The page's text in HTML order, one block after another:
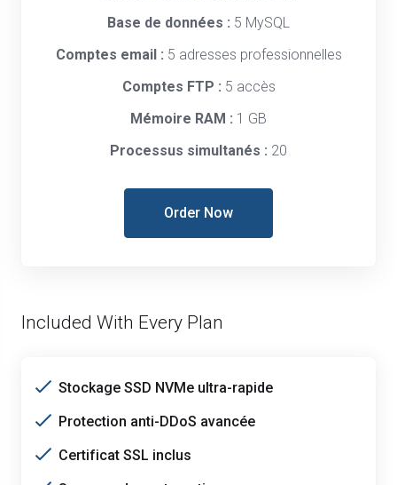
Base de données : 5 MySQL
Comptes email : 5 adresses professionnelles
Comptes FTP : 5 accès
Mémoire RAM : 1 GB
Processus simultanés : 20
Order Now
Included With Every Plan
Stockage SSD NVMe ultra-rapide
Protection anti-DDoS avancée
Certificat SSL inclus